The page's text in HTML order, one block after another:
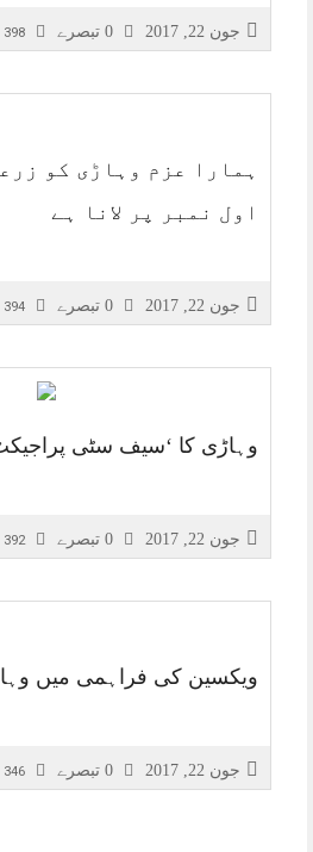
جون 22, 2017 398
ہمارا عزم وہاڑی کو
اول نمبر پر لانا ہے
جون 22, 2017 394
وہاڑی کا ‘سیف سٹی
جون 22, 2017 392
ویکسین کی فراہمی میں
جون 22, 2017 346